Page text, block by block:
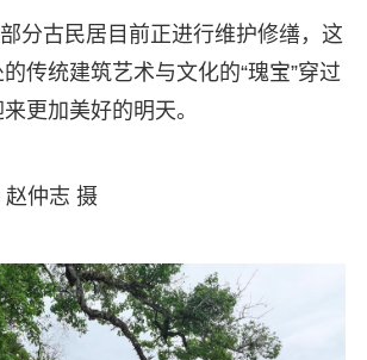
分古民居目前正进行维护修缮，这
传统建筑艺术与文化的“瑰宝”穿过
更加美好的明天。
赵仲志 摄